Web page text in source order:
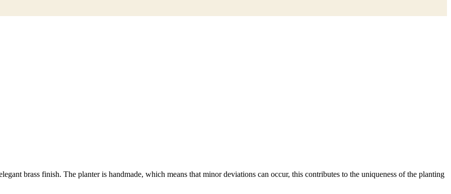
brass finish. The planter is handmade, which means that minor deviations can occur, this contributes to the uniqueness of the planting